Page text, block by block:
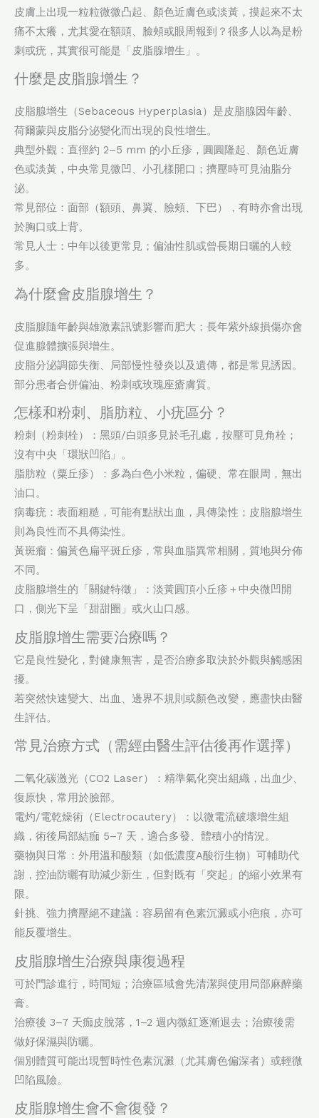
皮膚上出現一粒粒微微凸起、顏色近膚色或淡黃，摸起來不太
痛不太癢，尤其愛在額頭、臉頰或眼周報到？很多人以為是粉
刺或疣，其實很可能是「皮脂腺增生」。
什麼是皮脂腺增生？
皮脂腺增生（Sebaceous Hyperplasia）是皮脂腺因年齡、
荷爾蒙與皮脂分泌變化而出現的良性增生。
典型外觀：直徑約 2–5 mm 的小丘疹，圓圓隆起、顏色近膚
色或淡黃，中央常見微凹、小孔樣開口；擠壓時可見油脂分
泌。
常見部位：面部（額頭、鼻翼、臉頰、下巴），有時亦會出現
於胸口或上背。
常見人士：中年以後更常見；偏油性肌或曾長期日曬的人較
多。
為什麼會皮脂腺增生？
皮脂腺隨年齡與雄激素訊號影響而肥大；長年紫外線損傷亦會
促進腺體擴張與增生。
皮脂分泌調節失衡、局部慢性發炎以及遺傳，都是常見誘因。
部分患者合併偏油、粉刺或玫瑰座瘡膚質。
怎樣和粉刺、脂肪粒、小疣區分？
粉刺（粉刺栓）：黑頭/白頭多見於毛孔處，按壓可見角栓；
沒有中央「環狀凹陷」。
脂肪粒（粟丘疹）：多為白色小米粒，偏硬、常在眼周，無出
油口。
病毒疣：表面粗糙，可能有點狀出血，具傳染性；皮脂腺增生
則為良性而不具傳染性。
黃斑瘤：偏黃色扁平斑丘疹，常與血脂異常相關，質地與分佈
不同。
皮脂腺增生的「關鍵特徵」：淡黃圓頂小丘疹＋中央微凹開
口，側光下呈「甜甜圈」或火山口感。
皮脂腺增生需要治療嗎？
它是良性變化，對健康無害，是否治療多取決於外觀與觸感困
擾。
若突然快速變大、出血、邊界不規則或顏色改變，應盡快由醫
生評估。
常見治療方式（需經由醫生評估後再作選擇）
二氧化碳激光（CO2 Laser）：精準氣化突出組織，出血少、
復原快，常用於臉部。
電灼/電乾燥術（Electrocautery）：以微電流破壞增生組
織，術後局部結痂 5–7 天，適合多發、體積小的情況。
藥物與日常：外用溫和酸類（如低濃度A酸衍生物）可輔助代
謝，控油防曬有助減少新生，但對既有「突起」的縮小效果有
限。
針挑、強力擠壓絕不建議：容易留有色素沉澱或小疤痕，亦可
能反覆增生。
皮脂腺增生治療與康復過程
可於門診進行，時間短；治療區域會先清潔與使用局部麻醉藥
膏。
治療後 3–7 天痂皮脫落，1–2 週內微紅逐漸退去；治療後需
做好保濕與防曬。
個別體質可能出現暫時性色素沉澱（尤其膚色偏深者）或輕微
凹陷風險。
皮脂腺增生會不會復發？